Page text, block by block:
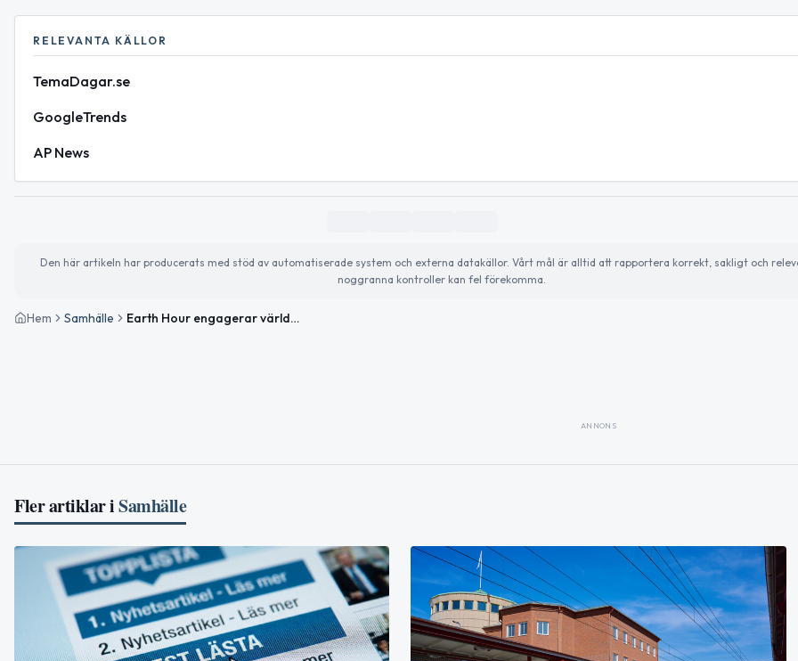
RELEVANTA KÄLLOR
TemaDagar.se
GoogleTrends
AP News
Den här artikeln har producerats med stöd av automatiserade system och externa datakällor. Vårt mål är alltid att rapportera korrekt, sakligt och
noggranna kontroller kan fel förekomma.
Hem Samhälle Earth Hour engagerar världen – så påverkas vi lokalt
ANNONS
Fler artiklar iSamhälle